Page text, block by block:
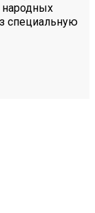
народных
специальную